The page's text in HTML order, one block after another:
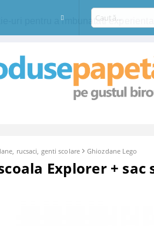
uri pentru a imbunatati
rucsaci, genti scolare Ghiozdane Lego
Explorer +